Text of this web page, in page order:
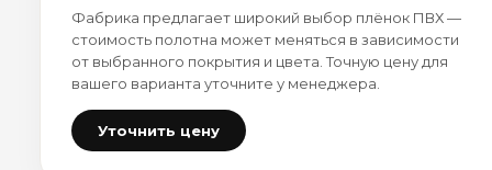
Фабрика предлагает широкий выбор плёнок ПВХ —
стоимость полотна может меняться в зависимости
от выбранного покрытия и цвета. Точную цену для
вашего варианта уточните у менеджера.
Уточнить цену